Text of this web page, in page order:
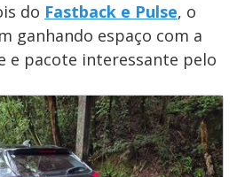
do Fastback e Pulse, o
ganhando espaço com a
e pacote interessante pelo